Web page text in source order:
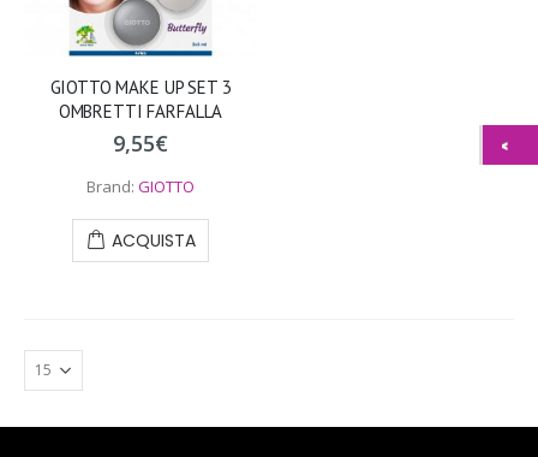
GIOTTO MAKE UP SET 3
OMBRETTI FARFALLA
9,55€
Brand: GIOTTO
ACQUISTA